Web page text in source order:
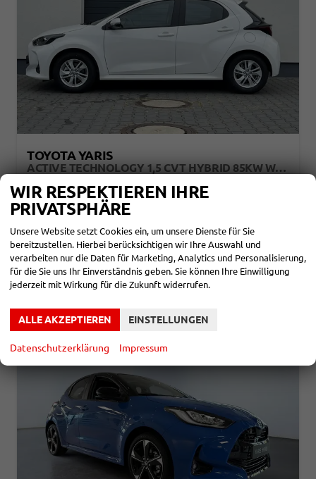
TOYOTA YARIS
ACTIVE TECHNOLOGY 1,5 CVT HYBRID 85KW WINTER
Fahrzeugnr. 864640
25.950,– €
incl. 19% MwSt.
DETAILS
Verbrauch kombiniert:3,80 l/100km
CO 2-Klasse: B
WIR RESPEKTIEREN IHRE
PRIVATSPHÄRE
Unsere Website setzt Cookies ein, um unsere Dienste für Sie
bereitzustellen. Hierbei berücksichtigen wir Ihre Auswahl und
verarbeiten nur die Daten für Marketing, Analytics und Personalisierung,
für die Sie uns Ihr Einverständnis geben. Sie können Ihre Einwilligung
jederzeit mit Wirkung für die Zukunft widerrufen.
ALLE AKZEPTIEREN EINSTELLUNGEN
Datenschutzerklärung Impressum